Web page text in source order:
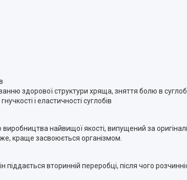
здорової структури хряща, зняття болю в
і еластичності суглобів
найвищої якості, випущений за
краще засвоюється організмом.
піддається вторинній переробці, після чого